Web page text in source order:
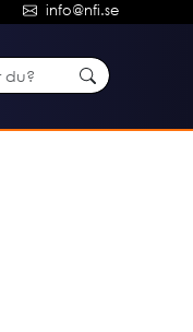
info@nfi.se